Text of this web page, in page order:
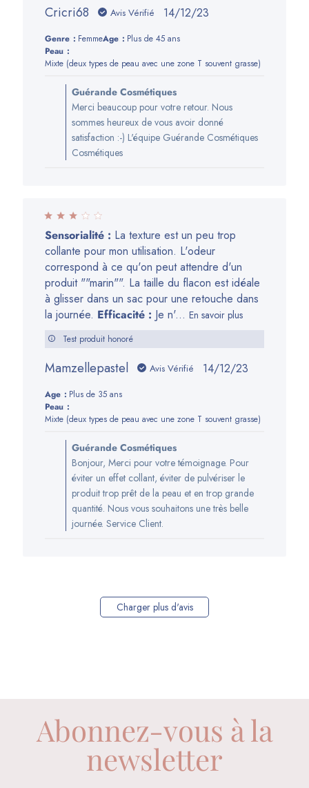
Cricri68 Avis Vérifié
Date
14/12/23
Genre: FemmeAge:
Plus de 45 ans
Peau:
Mixte (deux types de peau avec une zone T souvent grasse)
du
propriétaire
de
la
Cosmétiques
du
Thu
Jan
18
2024
Guérande Cosmétiques
Merci beaucoup pour votre retour. Nous
sommes heureux de vous avoir donné
satisfaction :-) L'équipe Guérande Cosmétiques
Cosmétiques
Sensorialité : La texture est un peu trop
collante pour mon utilisation. L'odeur
correspond à ce qu'on peut attendre d'un
produit ""marin"". La taille du flacon est idéale
à glisser dans un sac pour une retouche dans
la journée. Efficacité : Je n'... En savoir plus
Test produit honoré
Mamzellepastel Avis Vérifié
Date
14/12/23
Age:
Plus de 35 ans
Peau:
Mixte (deux types de peau avec une zone T souvent grasse)
du
propriétaire
de
la
boutique
Cosmétiques
du
Guérande Cosmétiques
Bonjour, Merci pour votre témoignage. Pour
éviter un effet collant, éviter de pulvériser le
produit trop prêt de la peau et en trop grande
quantité. Nous vous souhaitons une très belle
journée. Service Client.
Charger plus d'avis
Abonnez-vous à la
newsletter